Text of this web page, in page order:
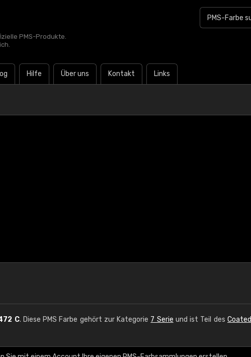
PMS-Produkte.
Hilfe Über uns Kontakt Links
C. Diese PMS Farbe gehört zur Kategorie 7 Serie und ist Teil desCoated